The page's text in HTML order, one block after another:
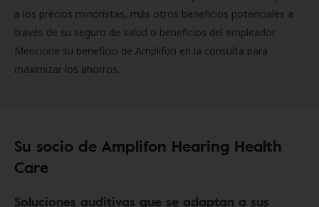
a los precios minoristas, más otros beneficios potenciales a
través de su seguro de salud o beneficios del empleador.
Mencione su beneficio de Amplifon en la consulta para
maximizar los ahorros.
Su socio de Amplifon Hearing Health
Care
Soluciones auditivas que se adaptan a sus